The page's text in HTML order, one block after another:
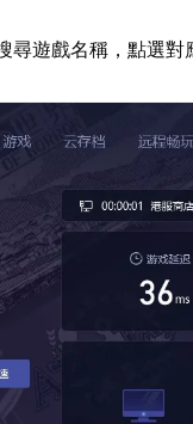
尋遊戲名稱，點選對